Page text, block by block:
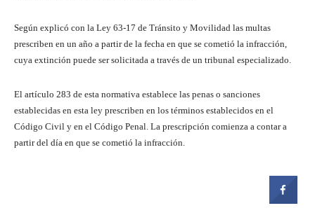
Según explicó con la Ley 63-17 de Tránsito y Movilidad las multas
prescriben en un año a partir de la fecha en que se cometió la infracción,
cuya extinción puede ser solicitada a través de un tribunal especializado.
El artículo 283 de esta normativa establece las penas o sanciones
establecidas en esta ley prescriben en los términos establecidos en el
Código Civil y en el Código Penal. La prescripción comienza a contar a
partir del día en que se cometió la infracción.